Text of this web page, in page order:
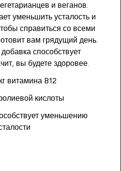
и веганов.
уменьшить усталость и
справиться со всеми
вам грядущий день.
способствует
вы будете здоровее.
витамина B12
кислоты
уменьшению